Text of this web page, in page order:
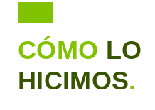
CÓMO LO
HICIMOS.